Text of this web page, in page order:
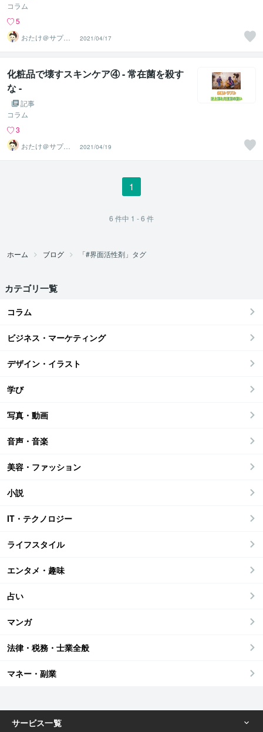
コラム
5
おたけ＠サプリ
アドバイザー
2021/04/17
化粧品で壊すスキンケア④ - 常在菌を殺す
な -
記事
コラム
3
おたけ＠サプリ
アドバイザー
2021/04/19
1
6 件中 1 - 6 件
ホーム ブログ 「#界面活性剤」タグ
カテゴリ一覧
コラム
ビジネス・マーケティング
デザイン・イラスト
学び
写真・動画
音声・音楽
美容・ファッション
小説
IT・テクノロジー
ライフスタイル
エンタメ・趣味
占い
マンガ
法律・税務・士業全般
マネー・副業